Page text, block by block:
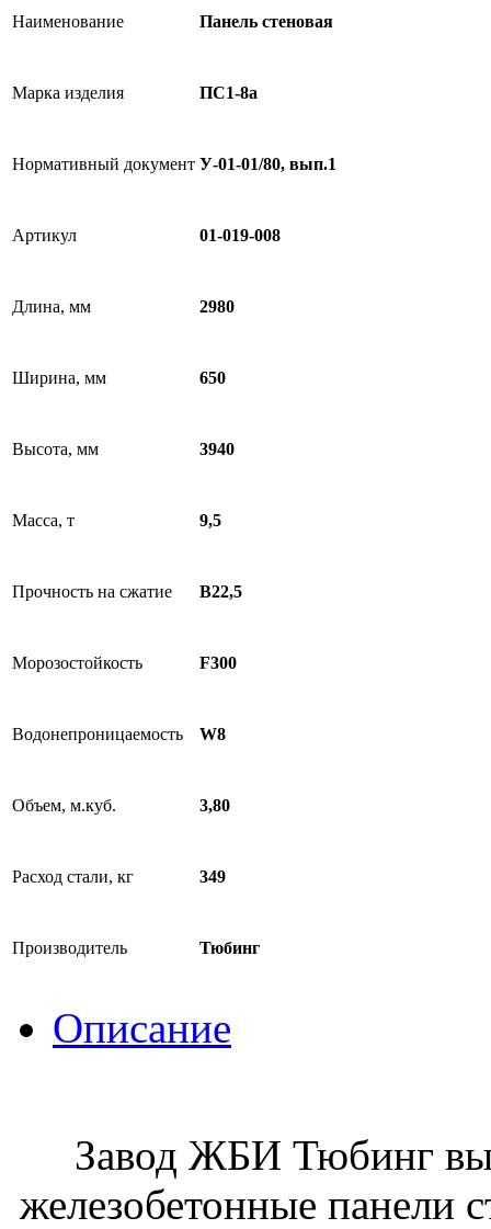
Наименование Панель стеновая
Марка изделия ПС1-8а
Нормативный документ У-01-01/80, вып.1
Артикул 01-019-008
Длина, мм 2980
Ширина, мм 650
Высота, мм 3940
Масса, т 9,5
Прочность на сжатие B22,5
Морозостойкость F300
Водонепроницаемость W8
Объем, м.куб. 3,80
Расход стали, кг 349
Производитель Тюбинг
Описание
Завод ЖБИ Тюбинг
железобетонные панели